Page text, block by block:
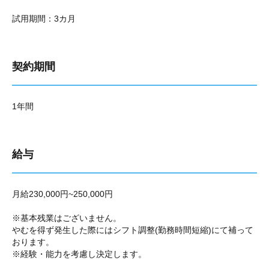
試用期間：3カ月
契約期間
1年間
給与
月給230,000円~250,000円
※基本残業はございません。
やむを得ず発生した際にはシフト調整(勤務時間短縮)にて補って
おります。
※経験・能力を考慮し決定します。